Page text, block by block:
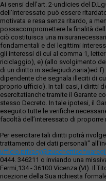
Ai sensi dell’art. 2-undicies del
dell’interessato può essere
motivata e resa senza ritardo, a
possacompromettere la finalità
ciò costituisca una
fondamentali e dei legittimi
gli interessi di cui al comma 1,
riciclaggio), e) (allo svolgimento
di un diritto in sedegiudiziaria)ed f)
dipendente che segnala illeciti di
proprio ufficio). In tali casi, i diritti
esercitatianche tramite il Garante
stesso Decreto. In tale ipotesi, il
eseguito tutte le verifiche
facoltà dell’interessato di
Per esercitare tali diritti potrà
trattamento dei dati personali"
0444. 346211 o inviando una
Fermi,134 - 36100 Vicenza (VI). Il
ricezione della Sua richiesta